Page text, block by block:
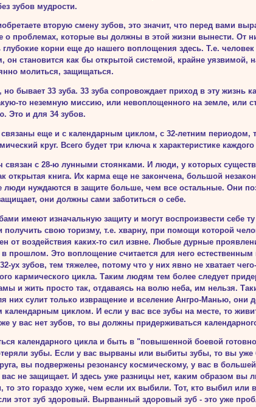
зубов мудрости.
вторую смену зубов, это значит, что перед вами
о проблемах, которые вы должны в этой жизни вынести. От
корни еще до нашего воплощения здесь. Т.е.
он становится как бы открытой сис­темой, крайне уязвимой,
молиться, защищаться.
бывает 33 зуба. 33 зуба сопровождает приход в эту жизнь
то неземную миссию, или не­воплощенного на земле, или
Это и для 34 зубов.
связаны еще и с календарным циклом, с 32-летним периодом,
круг. Всего будет три ключа к характеристике каждого
с 28-ю лунными стоянками. И люди, у которых
открытая книга. Их карма еще не закончена, большой
люди нуждаются в защите больше, чем все остальные. Они
они должны сами заботиться о себе.
имеют изначальную защиту и могут воспроизвести себе
получить свою торизму, т.е. хварну, при помощи которой
от воздействия каких-то сил извне. Любые дурные
в прошлом. Это воплощение считается для него
ух зубов, тем тяжелее, потому что у них явно не хватает
кармического цикла. Таким людям тем более следует
и жить просто так, отдаваясь на волю неба, им нельзя.
них сулит только извращение и вселение Ангро-Манью, они
календарным циклом. И если у вас все зубы на месте, то
у вас нет зубов, то вы должны придерживаться
календарного цикла и быть в "повышенной боевой
зубы. Если у вас вырваны или выбиты зубы, то вы
вы подвержены резонансу космическому, у вас в
вас не защищает. И здесь уже разницы нет, каким образом вы
то это гораздо хуже, чем если их выбили. Тот, кто выбил или
этот зуб здоровый. Вырванный здоровый зуб - это уже